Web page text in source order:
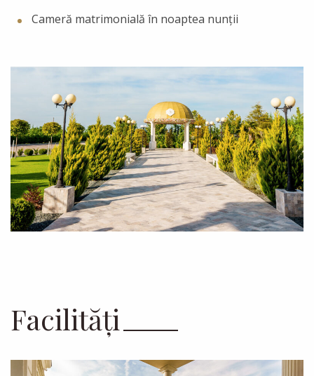
Cameră matrimonială în noaptea nunții
Facilități